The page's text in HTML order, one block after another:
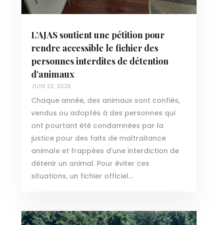
L’AJAS soutient une pétition pour
rendre accessible le fichier des
personnes interdites de détention
d’animaux
JUIN 22, 2026
Chaque année, des animaux sont confiés,
vendus ou adoptés à des personnes qui
ont pourtant été condamnées par la
justice pour des faits de maltraitance
animale et frappées d’une interdiction de
détenir un animal. Pour éviter ces
situations, un fichier officiel...